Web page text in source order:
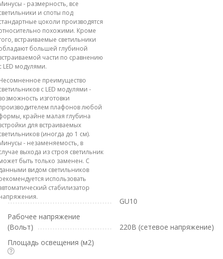
- размерность, все
и споты под
цоколи производятся
похожими. Кроме
встраиваемые светильники
большей глубиной
части по сравнению
LED модулями.
преимущество
с LED модулями -
изготовки
плафонов любой
крайне малая глубина
для встраиваемых
(иногда до 1 см).
- незаменяемость, в
выхода из строя светильник
быть только заменен. С
видом светильников
использовать
стабилизатор
GU10
Рабочее напряжение
(Вольт)
220В (сетевое напряжение)
Площадь освещения (м2)